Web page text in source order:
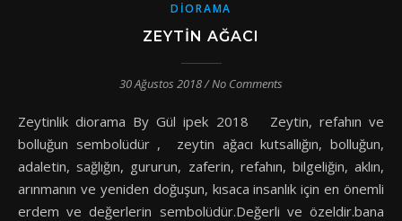
DIORAMA
ZEYTIN AĞACI
30 Ağustos 2018/No Comments
Zeytinlik diorama By Gül ipek 2018 Zeytin, refahın ve
bolluğun sembolüdür , zeytin ağacı kutsallığın, bolluğun,
adaletin, sağlığın, gururun, zaferin, refahın, bilgeliğin, aklın,
arınmanın ve yeniden doğuşun, kısaca insanlık için en önemli
erdem ve değerlerin sembolüdür.Değerli ve özeldir.bana